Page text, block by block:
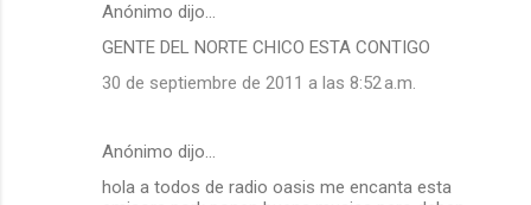
Anónimo dijo…
GENTE DEL NORTE CHICO ESTA CONTIGO
30 de septiembre de 2011 a las 8:52 a.m.
Anónimo dijo…
hola a todos de radio oasis me encanta esta